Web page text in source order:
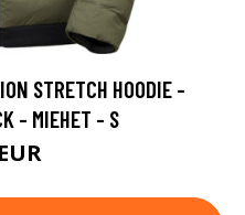
STRETCH HOODIE -
- MIEHET - S